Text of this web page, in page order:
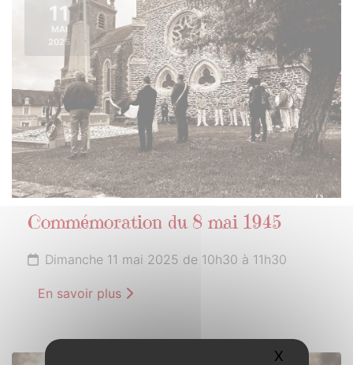
11
MAI
2025
Commémoration du 8 mai 1945
Dimanche 11 mai 2025 de 10h30 à 11h30
En savoir plus
X Masquer